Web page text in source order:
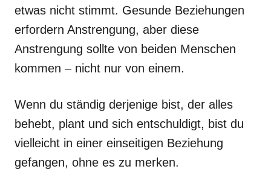
etwas nicht stimmt. Gesunde Beziehungen
erfordern Anstrengung, aber diese
Anstrengung sollte von beiden Menschen
kommen – nicht nur von einem.
Wenn du ständig derjenige bist, der alles
behebt, plant und sich entschuldigt, bist du
vielleicht in einer einseitigen Beziehung
gefangen, ohne es zu merken.